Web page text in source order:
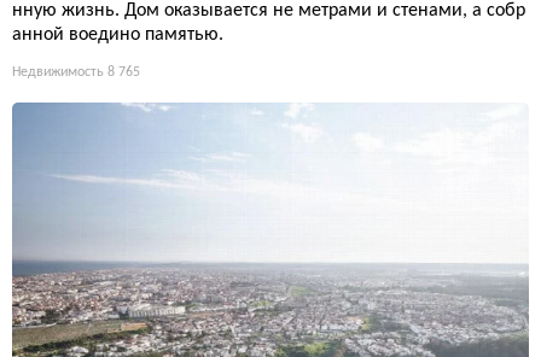
нную жизнь. Дом оказывается не метрами и стенами, а собр
анной воедино памятью.
Недвижимость 8 765